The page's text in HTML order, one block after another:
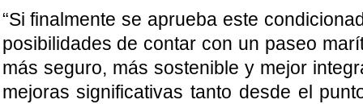
“Si finalmente se aprueba este
posibilidades de contar con un paseo
más seguro, más sostenible y mejor
mejoras significativas tanto desde el